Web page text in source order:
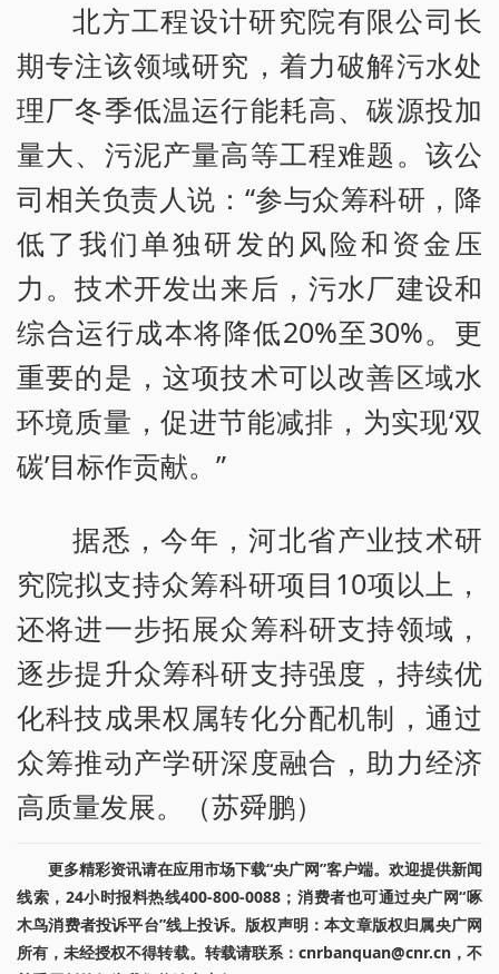
北方工程设计研究院有限公司长
期专注该领域研究，着力破解污水处
理厂冬季低温运行能耗高、碳源投加
量大、污泥产量高等工程难题。该公
司相关负责人说：“参与众筹科研，降
低了我们单独研发的风险和资金压
力。技术开发出来后，污水厂建设和
综合运行成本将降低20%至30%。更
重要的是，这项技术可以改善区域水
环境质量，促进节能减排，为实现‘双
碳’目标作贡献。”
据悉，今年，河北省产业技术研
究院拟支持众筹科研项目10项以上，
还将进一步拓展众筹科研支持领域，
逐步提升众筹科研支持强度，持续优
化科技成果权属转化分配机制，通过
众筹推动产学研深度融合，助力经济
高质量发展。（苏舜鹏）
更多精彩资讯请在应用市场下载“央广网”客户端。欢迎提供新闻
线索，24小时报料热线400-800-0088；消费者也可通过央广网“啄
木鸟消费者投诉平台”线上投诉。版权声明：本文章版权归属央广网
所有，未经授权不得转载。转载请联系：cnrbanquan@cnr.cn，不